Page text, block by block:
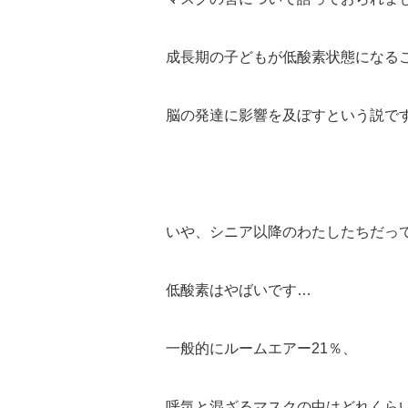
成長期の子どもが低酸素状態になる
脳の発達に影響を及ぼすという説で
いや、シニア以降のわたしたちだっ
低酸素はやばいです…
一般的にルームエアー21％、